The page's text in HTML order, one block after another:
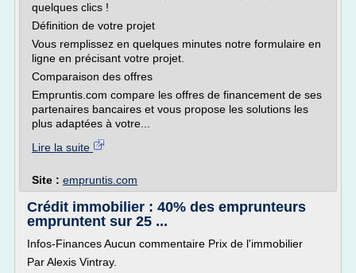
quelques clics !
Définition de votre projet
Vous remplissez en quelques minutes notre formulaire en
ligne en précisant votre projet.
Comparaison des offres
Empruntis.com compare les offres de financement de ses
partenaires bancaires et vous propose les solutions les
plus adaptées à votre...
Lire la suite
Site : empruntis.com
Crédit immobilier : 40% des emprunteurs
empruntent sur 25 ...
Infos-Finances Aucun commentaire Prix de l'immobilier
Par Alexis Vintray.